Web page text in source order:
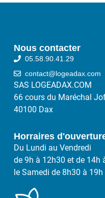
Nous contacter
05.58.90.41.29
contact@logeadax.com
SAS LOGEADAX.COM
66 cours du Maréchal
40100 Dax
Horraires
Du Lundi au Vendredi
de 9h à 12h30 et de 14h
le Samedi de 8h30 à 19h